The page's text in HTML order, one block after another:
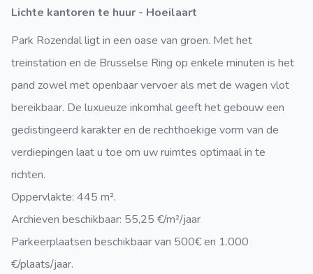
Lichte kantoren te huur - Hoeilaart
Park Rozendal ligt in een oase van groen. Met het
treinstation en de Brusselse Ring op enkele minuten is het
pand zowel met openbaar vervoer als met de wagen vlot
bereikbaar. De luxueuze inkomhal geeft het gebouw een
gedistingeerd karakter en de rechthoekige vorm van de
verdiepingen laat u toe om uw ruimtes optimaal in te
richten.
Oppervlakte: 445 m².
Archieven beschikbaar: 55,25 €/m²/jaar
Parkeerplaatsen beschikbaar van 500€ en 1.000
€/plaats/jaar.